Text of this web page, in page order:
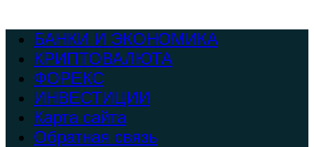
БАНКИ И ЭКОНОМИКА
КРИПТОВАЛЮТА
ФОРЕКС
ИНВЕСТИЦИИ
Карта сайта
Обратная связь